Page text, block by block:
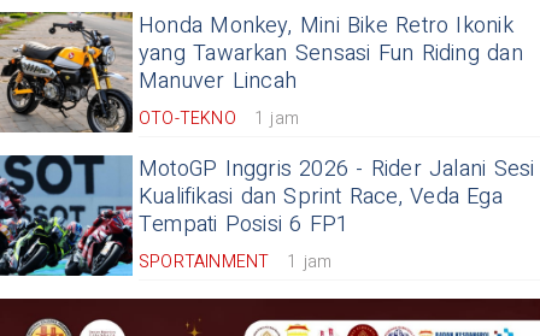
Honda Monkey, Mini Bike Retro Ikonik
yang Tawarkan Sensasi Fun Riding dan
Manuver Lincah
OTO-TEKNO 1 jam
MotoGP Inggris 2026 - Rider Jalani Sesi
Kualifikasi dan Sprint Race, Veda Ega
Tempati Posisi 6 FP1
SPORTAINMENT 1 jam